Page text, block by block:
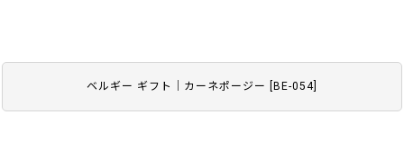
ベルギー ギフト｜カーネポージー BE-054